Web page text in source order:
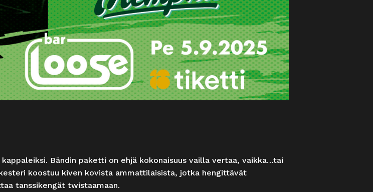
Bändin paketti on ehjä kokonaisuus vailla vertaa, vaikka…tai
koostuu kiven kovista ammattilaisista, jotka hengittävät
tanssikengät twistaamaan.